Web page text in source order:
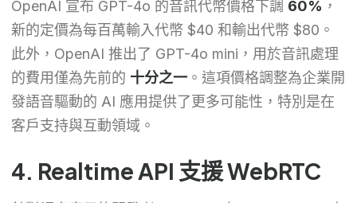
OpenAI 宣布 GPT-4o 的音訊代幣價格下調 60% ，
新的定價為每百萬輸入代幣 $40 和輸出代幣 $80。
此外，OpenAI 推出了 GPT-4o mini，用於音訊處理
的費用僅為先前的 十分之一。這項價格調整為企業開
發語音驅動的 AI 應用提供了更多可能性，特別是在
客戶支持與互動領域。
4. Realtime API 支援 WebRTC